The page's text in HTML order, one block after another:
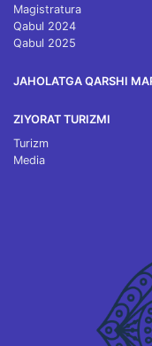
Magistratura
Qabul 2024
Qabul 2025
JAHOLATGA QARSHI
ZIYORAT TURIZMI
Turizm
Media